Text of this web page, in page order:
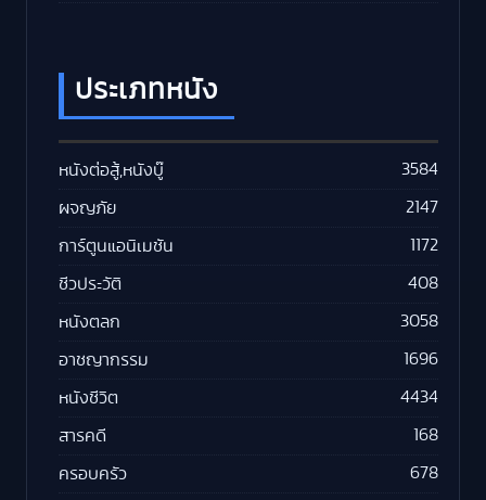
ประเภทหนัง
หนังต่อสู้,หนังบู๊ 3584
ผจญภัย 2147
การ์ตูนแอนิเมชัน 1172
ชีวประวัติ 408
หนังตลก 3058
อาชญากรรม 1696
หนังชีวิต 4434
สารคดี 168
ครอบครัว 678